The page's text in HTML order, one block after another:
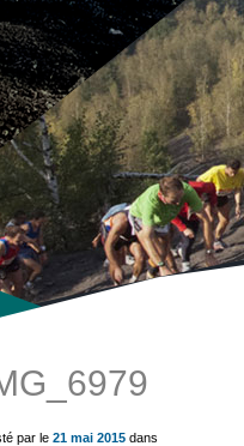
true) ?>
par le 21 mai 2015 dans